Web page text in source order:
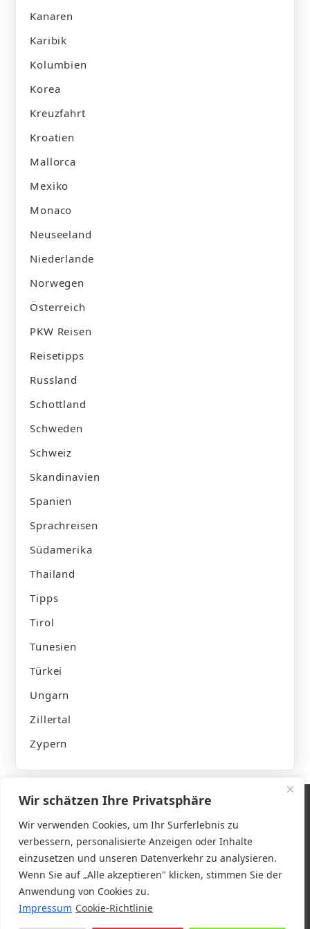
Wir schätzen Ihre Privatsphäre
Wir verwenden Cookies, um Ihr Surferlebnis zu
verbessern, personalisierte Anzeigen oder Inhalte
einzusetzen und unseren Datenverkehr zu analysieren.
Wenn Sie auf „Alle akzeptieren" klicken, stimmen Sie der
Anwendung von Cookies zu.
Impressum Cookie-Richtlinie
Kanaren
Karibik
Kolumbien
Korea
Kreuzfahrt
Kroatien
Mallorca
Mexiko
Monaco
Neuseeland
Niederlande
Norwegen
Österreich
PKW Reisen
Reisetipps
Russland
Schottland
Schweden
Schweiz
Skandinavien
Spanien
Sprachreisen
Südamerika
Thailand
Tipps
Tirol
Tunesien
Türkei
Ungarn
Zillertal
Zypern
Impressum
Datenschutzerklärung